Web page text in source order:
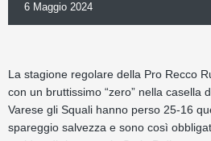
6 Maggio 2024
La stagione regolare della Pro Recco
con un bruttissimo “zero” nella casella
Varese gli Squali hanno perso 25-16
spareggio salvezza e sono così